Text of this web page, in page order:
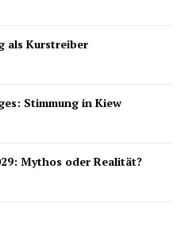
als Kurstreiber
Stimmung in Kiew
Mythos oder Realität?